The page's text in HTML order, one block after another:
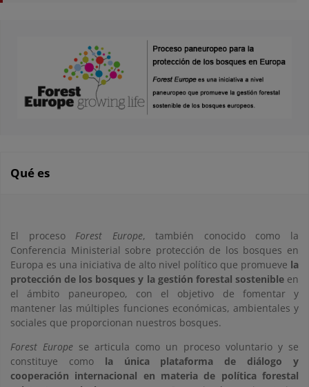
Qué es
El proceso Forest Europe, también conocido como la
Conferencia Ministerial sobre protección de los bosques en
Europa es una iniciativa de alto nivel político que promueve la
protección de los bosques y la gestión forestal sostenibleen
el ámbito paneuropeo, con el objetivo de fomentar y
mantener las múltiples funciones económicas, ambientales y
sociales que proporcionan nuestros bosques.
Forest Europe se articula como un proceso voluntario y se
constituye como la única plataforma de diálogo y
cooperación internacional en materia de política forestal